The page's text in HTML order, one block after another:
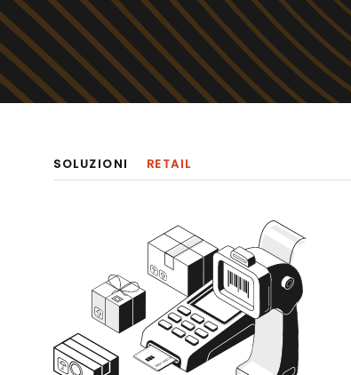
SOLUZIONI RETAIL